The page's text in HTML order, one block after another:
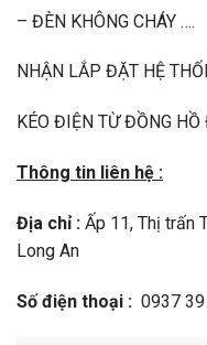
– ĐÈN KHÔNG CHÁY ….
NHẬN LẮP ĐẶT HỆ
KÉO ĐIỆN TỪ ĐỒNG
Thông tin liên hệ :
Địa chỉ : Ấp 11, Thị trấn
Long An
Số điện thoại : 0937